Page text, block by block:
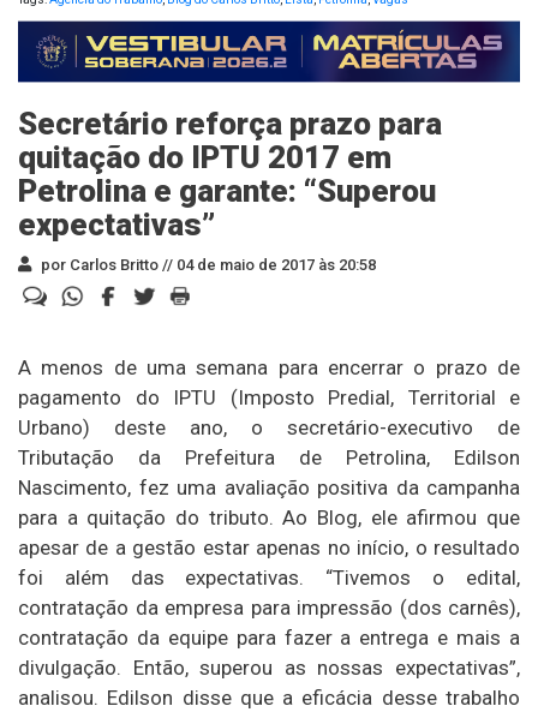
Secretário reforça prazo para
quitação do IPTU 2017 em
Petrolina e garante: “Superou
expectativas”
por Carlos Britto // 04 de maio de 2017 às 20:58
A menos de uma semana para encerrar o prazo de
pagamento do IPTU (Imposto Predial, Territorial e
Urbano) deste ano, o secretário-executivo de
Tributação da Prefeitura de Petrolina, Edilson
Nascimento, fez uma avaliação positiva da campanha
para a quitação do tributo. Ao Blog, ele afirmou que
apesar de a gestão estar apenas no início, o resultado
foi além das expectativas. “Tivemos o edital,
contratação da empresa para impressão (dos carnês),
contratação da equipe para fazer a entrega e mais a
divulgação. Então, superou as nossas expectativas”,
analisou. Edilson disse que a eficácia desse trabalho